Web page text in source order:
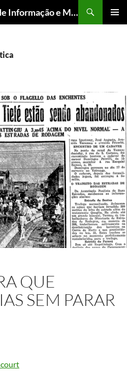
ER Consultoria Gestão de Informação e Memória Institucional
QUE
SEM PARAR